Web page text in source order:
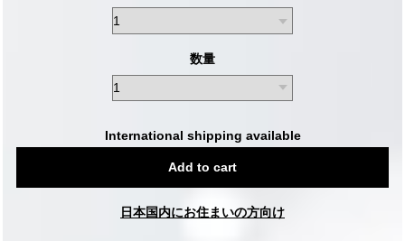
数量
International shipping available
Add to cart
日本国内にお住まいの方向け